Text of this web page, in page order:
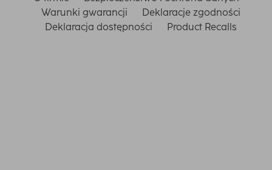
Warunki gwarancji
Deklaracje zgodności
Deklaracja dostępności
Product Recalls